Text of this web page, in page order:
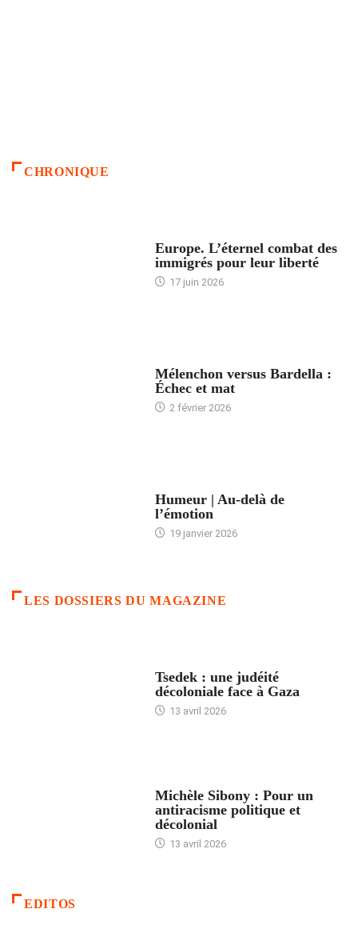
CHRONIQUE
Europe. L’éternel combat des
immigrés pour leur liberté
17 juin 2026
Mélenchon versus Bardella :
Échec et mat
2 février 2026
Humeur | Au-delà de
l’émotion
19 janvier 2026
LES DOSSIERS DU MAGAZINE
Tsedek : une judéité
décoloniale face à Gaza
13 avril 2026
Michèle Sibony : Pour un
antiracisme politique et
décolonial
13 avril 2026
EDITOS